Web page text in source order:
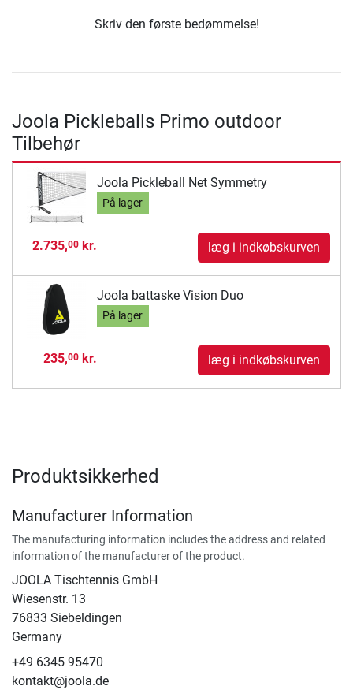
Skriv den første bedømmelse!
Joola Pickleballs Primo outdoor
Tilbehør
Joola Pickleball Net Symmetry
På lager
2.735,00kr. læg i indkøbskurven
Joola battaske Vision Duo
På lager
235,00kr. læg i indkøbskurven
Produktsikkerhed
Manufacturer Information
The manufacturing information includes the address and related
information of the manufacturer of the product.
JOOLA Tischtennis GmbH
Wiesenstr. 13
76833 Siebeldingen
Germany
+49 6345 95470
kontakt@joola.de